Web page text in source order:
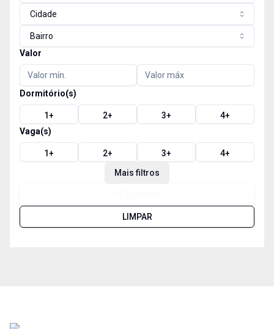
Cidade
Bairro
Valor
Dormitório(s)
1+ 2+ 3+ 4+
Vaga(s)
1+ 2+ 3+ 4+
Mais filtros
LIMPAR